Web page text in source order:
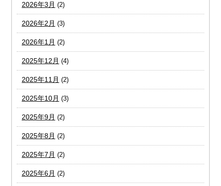
2026年3月 (2)
2026年2月 (3)
2026年1月 (2)
2025年12月 (4)
2025年11月 (2)
2025年10月 (3)
2025年9月 (2)
2025年8月 (2)
2025年7月 (2)
2025年6月 (2)